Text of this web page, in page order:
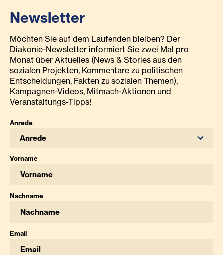
Newsletter
Möchten Sie auf dem Laufenden bleiben? Der
Diakonie-Newsletter informiert Sie zwei Mal pro
Monat über Aktuelles (News & Stories aus den
sozialen Projekten, Kommentare zu politischen
Entscheidungen, Fakten zu sozialen Themen),
Kampagnen-Videos, Mitmach-Aktionen und
Veranstaltungs-Tipps!
Anrede
Anrede
Vorname
Nachname
Email